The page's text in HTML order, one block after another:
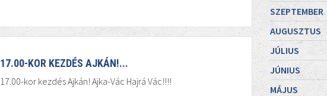
17.00-KOR KEZDÉS AJKÁN!...
17.00-kor kezdés Ajkán! Ajka-Vác Hajrá Vác!!!!
SZEPTEMBER
AUGUSZTUS
JÚLIUS
JÚNIUS
MÁJUS